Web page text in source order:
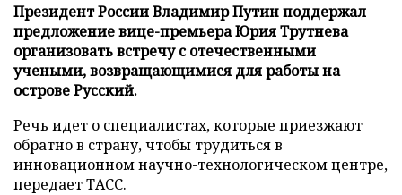
Президент России Владимир Путин поддержал
предложение вице-премьера Юрия Трутнева
организовать встречу с отечественными
учеными, возвращающимися для работы на
острове Русский.
Речь идет о специалистах, которые приезжают
обратно в страну, чтобы трудиться в
инновационном научно-технологическом центре,
передаетТАСС.